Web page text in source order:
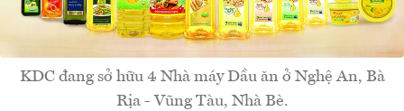
KDC đang sở hữu 4 Nhà máy Dầu ăn ở Nghệ An, Bà
Rịa - Vũng Tàu, Nhà Bè.